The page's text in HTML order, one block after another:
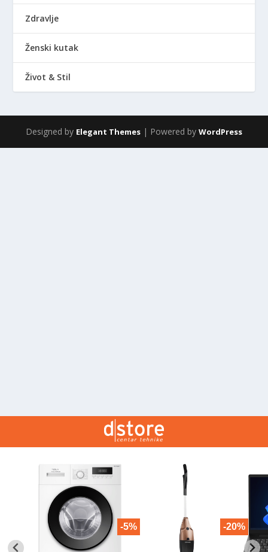
Zdravlje
Ženski kutak
Život & Stil
Designed by Elegant Themes | Powered by WordPress